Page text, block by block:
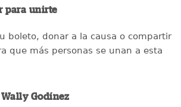
para unirte
boleto, donar a la causa o compartir
que más personas se unan a esta
Godínez